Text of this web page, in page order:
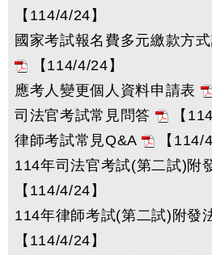
【114/4/24】
國家考試報名費多元繳款方
【114/4/24】
應考人變更個人資料申請表
司法官考試常見問答
【
律師考試常見Q&A
【114/
114年司法官考試(第二試)附
【114/4/24】
114年律師考試(第二試)附發
【114/4/24】